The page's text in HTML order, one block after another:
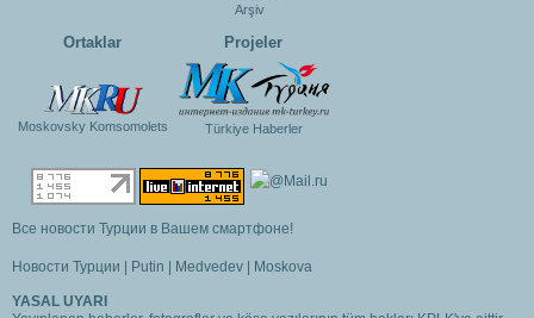
Arşiv
Ortaklar
Moskovsky Komsomolets
Projeler
Türkiye Haberler
Все новости Турции в Вашем смартфоне!
Новости Турции Putin Medvedev Moskova
YASAL UYARI